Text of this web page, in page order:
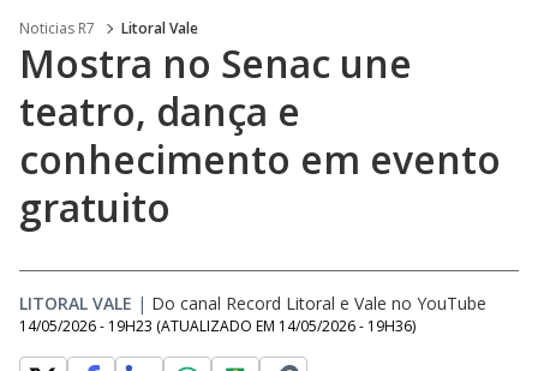
Noticias R7 Litoral Vale
Mostra no Senac une
teatro, dança e
conhecimento em evento
gratuito
LITORAL VALE | Do canal Record Litoral e Vale no YouTube
14/05/2026 - 19H23 (ATUALIZADO EM 14/05/2026 - 19H36)